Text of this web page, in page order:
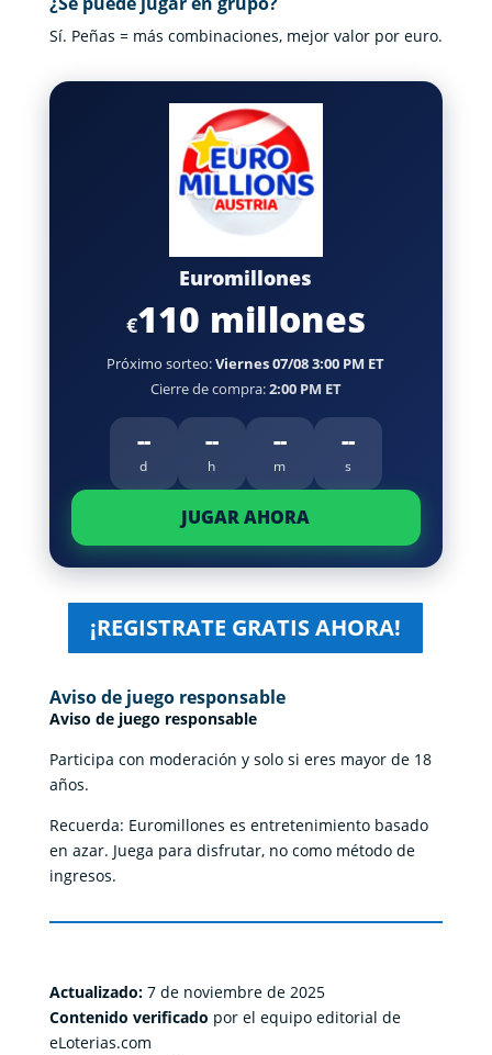
Sí. Peñas = más combinaciones, mejor valor por euro.
Euromillones
€110 millones
Próximo sorteo:Viernes 07/08 3:00 PM ET
Cierre de compra:2:00 PM ET
--
d
--
h
--
m
--
s
JUGAR AHORA
¡REGISTRATE GRATIS AHORA!
Aviso de juego responsable
Aviso de juego responsable
Participa con moderación y solo si eres mayor de 18
años.
Recuerda: Euromillones es entretenimiento basado
en azar. Juega para disfrutar, no como método de
ingresos.
Actualizado:7 de noviembre de 2025
Contenido verificado por el equipo editorial de
eLoterias.com